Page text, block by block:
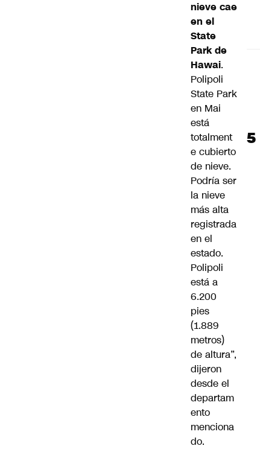
nieve cae
en el
State
Park de
Hawai.
Polipoli
State Park
en Mai
está
totalment
e cubierto
de nieve.
Podría ser
la nieve
más alta
registrada
en el
estado.
Polipoli
está a
6.200
pies
(1.889
metros)
de altura”,
dijeron
desde el
departam
ento
menciona
do.